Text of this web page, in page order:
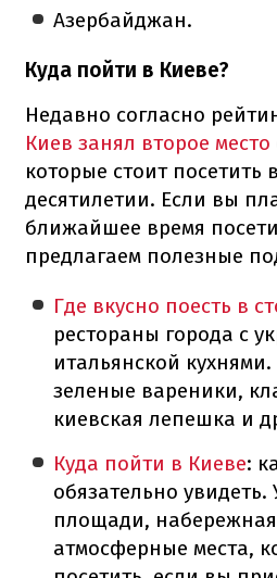
Азербайджан.
Куда пойти в Киеве?
Недавно согласно
Киев занял второе место
которые стоит посетить
десятилетии. Если вы
ближайшее время
предлагаем полезные
Где вкусно поесть в
рестораны города с
итальянской
зеленые вареники,
киевская лепешка и
Куда пойти в Киеве:
обязательно
площади, набережная
атмосферные места,